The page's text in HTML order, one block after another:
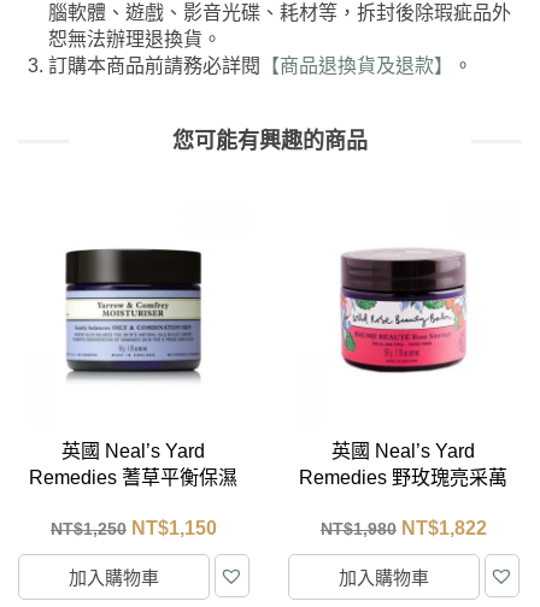
腦軟體、遊戲、影音光碟、耗材等，拆封後除瑕疵品外
恕無法辦理退換貨。
訂購本商品前請務必詳閱
【商品退換貨及退款】 。
您可能有興趣的商品
英國 Neal’s Yard
Remedies 野玫瑰亮采萬
NT$1,980 NT$1,822
加入購物車
英國 Neal’s Yard
Remedies 玻尿酸保濕導
NT$1,200 NT$1,104
加入購物車